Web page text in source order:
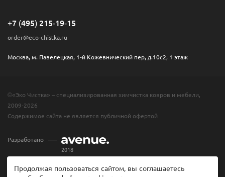
+7 (495) 215-19-15
order@eco-chistka.ru
Москва, м. Павелецкая, 1-й Кожевнический пер, д.10с2, 1 этаж
©«Эко Чистка» – специализированная химчистка ковров и мебели,
2009-2026
Содержимое сайта не является публичной офертой
Разработано
2018
Продолжая пользоваться сайтом, вы соглашаетесь